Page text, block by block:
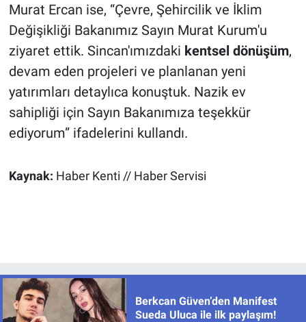
Murat Ercan ise, “Çevre, Şehircilik ve İklim
Değişikliği Bakanımız Sayın Murat Kurum'u
ziyaret ettik. Sincan'ımızdaki kentsel dönüşüm,
devam eden projeleri ve planlanan yeni
yatırımları detaylıca konuştuk. Nazik ev
sahipliği için Sayın Bakanımıza teşekkür
ediyorum” ifadelerini kullandı.
Kaynak: Haber Kenti // Haber Servisi
Berkcan Güven’den Manifest
Sueda Uluca ile ilk paylaşım!